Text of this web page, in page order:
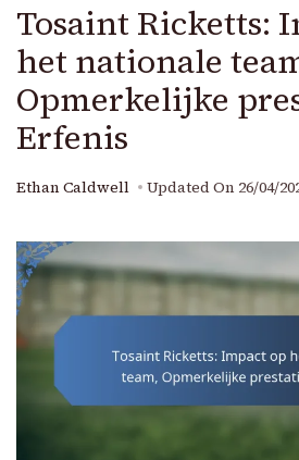
Tosaint Ricketts:
het nationale
Opmerkelijke
Erfenis
Ethan Caldwell Updated On 26/04/